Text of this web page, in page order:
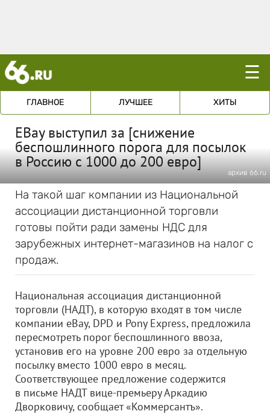
☰
ГЛАВНОЕ ЛУЧШЕЕ ХИТЫ
EBay выступил за [снижение
беспошлинного порога для посылок
в Россию с 1000 до 200 евро]
архив 66.ru
На такой шаг компании из Национальной
ассоциации дистанционной торговли
готовы пойти ради замены НДС для
зарубежных интернет-магазинов на налог с
продаж.
Национальная ассоциация дистанционной
торговли (НАДТ), в которую входят в том числе
компании eBay, DPD и Pony Express, предложила
пересмотреть порог беспошлинного ввоза,
установив его на уровне 200 евро за отдельную
посылку вместо 1000 евро в месяц.
Соответствующее предложение содержится
в письме НАДТ вице-премьеру Аркадию
Дворковичу, сообщает «Коммерсантъ».